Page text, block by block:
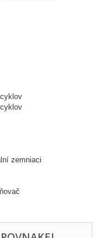
cyklov
cyklov
zemniaci